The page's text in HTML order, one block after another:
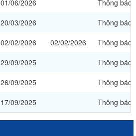
01/06/2026 Thông báo
20/03/2026 Thông báo
02/02/2026 02/02/2026 Thông báo
29/09/2025 Thông báo
26/09/2025 Thông báo
17/09/2025 Thông báo